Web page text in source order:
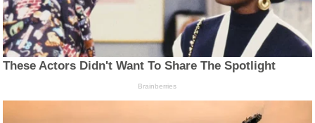
These Actors Didn't Want To Share The Spotlight
Brainberries